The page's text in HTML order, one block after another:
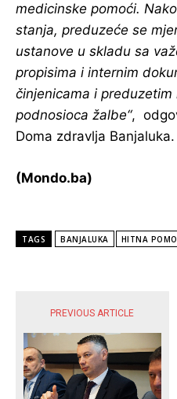
medicinske pomoći.
stanja, preduzeće se
ustanove u skladu sa
propisima i internim
činjenicama i
podnosioca žalbe“,
Doma zdravlja Banjaluka.
(Mondo.ba)
TAGS BANJALUKA HITNA
PREVIOUS ARTICLE